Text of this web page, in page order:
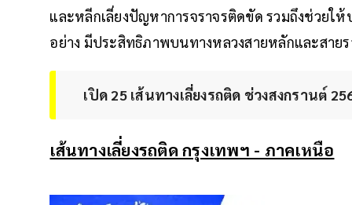
และหลีกเลี่ยงปัญหาการจราจรติดขัด รวมถึงช่วยใ
อย่าง มีประสิทธิภาพบนทางหลวงสายหลักและสาย
เปิด 25 เส้นทางเลี่ยงรถติด ช่วงสงกรานต์
เส้นทางเลี่ยงรถติด กรุงเทพฯ - ภาคเหนือ